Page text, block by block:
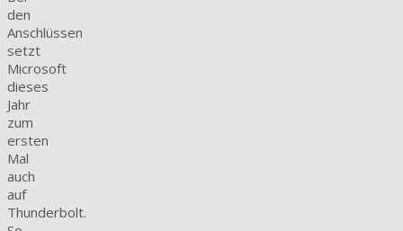
den
Anschlüssen
setzt
Microsoft
dieses
Jahr
zum
ersten
Mal
auch
auf
Thunderbolt.